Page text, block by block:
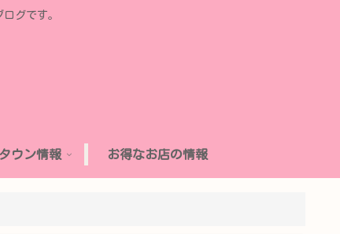
グです。
ウン情報 お得なお店の情報